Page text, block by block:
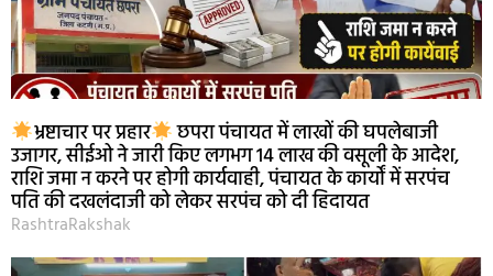
भ्रष्टाचार पर प्रहार छपरा पंचायत में लाखों की घपलेबाजी
उजागर, सीईओ ने जारी किए लगभग 14 लाख की वसूली के आदेश,
राशि जमा न करने पर होगी कार्यवाही, पंचायत के कार्यों में सरपंच
पति की दखलंदाजी को लेकर सरपंच को दी हिदायत
RashtraRakshak